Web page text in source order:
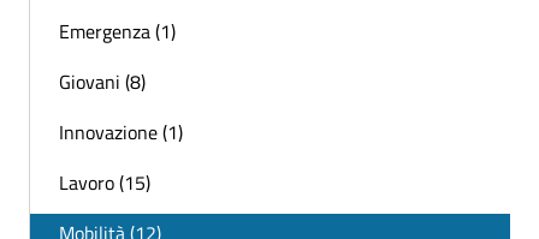
Emergenza (1)
Giovani (8)
Innovazione (1)
Lavoro (15)
Mobilità (12)